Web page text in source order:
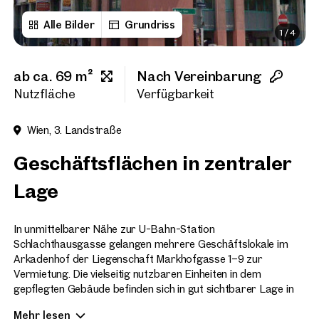
Alle Bilder Grundriss
1/4
ab ca. 69 m²
Nutzfläche
Nach Vereinbarung
Verfügbarkeit
Wien, 3. Landstraße
Geschäftsflächen in zentraler
Lage
In unmittelbarer Nähe zur U-Bahn-Station
Schlachthausgasse gelangen mehrere Geschäftslokale im
Arkadenhof der Liegenschaft Markhofgasse 1–9 zur
Vermietung. Die vielseitig nutzbaren Einheiten in dem
gepflegten Gebäude befinden sich in gut sichtbarer Lage in
Mehr lesen
Titel(optional)
Vorname
E-Mail Adresse
Telefonnummer(optional)
Rückruf-Service (optional)
Ich habe die AGB und Datenschutzbestimmungen gelesen und